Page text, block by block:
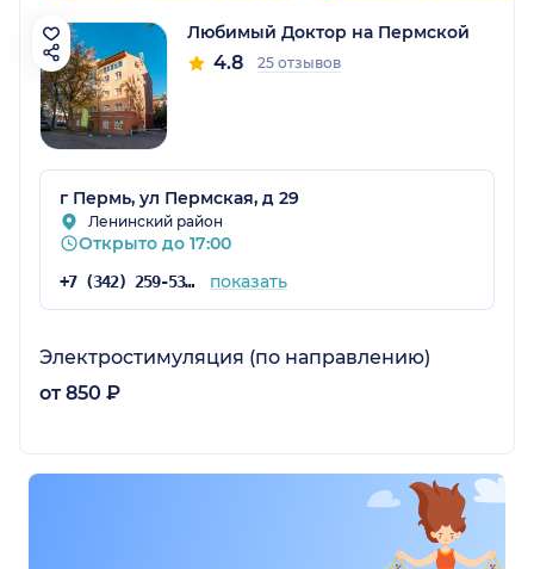
Любимый Доктор на Пермской
4.8 25 отзывов
г Пермь, ул Пермская, д 29
Ленинский район
Открыто до 17:00
+7 (342) 259-53-03 показать
Электростимуляция (по направлению)
от 850 ₽